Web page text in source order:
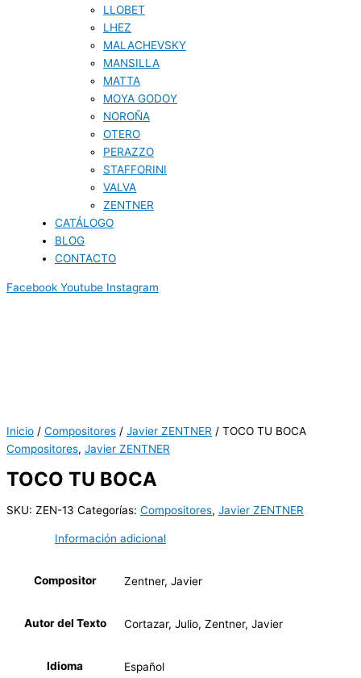
LLOBET
LHEZ
MALACHEVSKY
MANSILLA
MATTA
MOYA GODOY
NOROÑA
OTERO
PERAZZO
STAFFORINI
VALVA
ZENTNER
CATÁLOGO
BLOG
CONTACTO
Facebook Youtube Instagram
Inicio / Compositores / Javier ZENTNER / TOCO TU BOCA
Compositores, Javier ZENTNER
TOCO TU BOCA
SKU: ZEN-13 Categorías: Compositores, Javier ZENTNER
Información adicional
Compositor Zentner, Javier
Autor del Texto Cortazar, Julio, Zentner, Javier
Idioma Español